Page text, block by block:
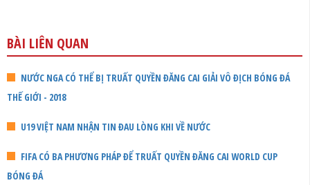
BÀI LIÊN QUAN
NƯỚC NGA CÓ THỂ BỊ TRUẤT QUYỀN ĐĂNG CAI GIẢI VÔ ĐỊCH BÓNG ĐÁ
THẾ GIỚI - 2018
U19 VIỆT NAM NHẬN TIN ĐAU LÒNG KHI VỀ NƯỚC
FIFA CÓ BA PHƯƠNG PHÁP ĐỂ TRUẤT QUYỀN ĐĂNG CAI WORLD CUP
BÓNG ĐÁ